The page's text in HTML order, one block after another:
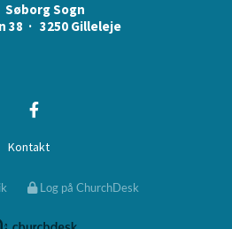
Søborg Sogn
38 · 3250 Gilleleje
Kontakt
Log på ChurchDesk